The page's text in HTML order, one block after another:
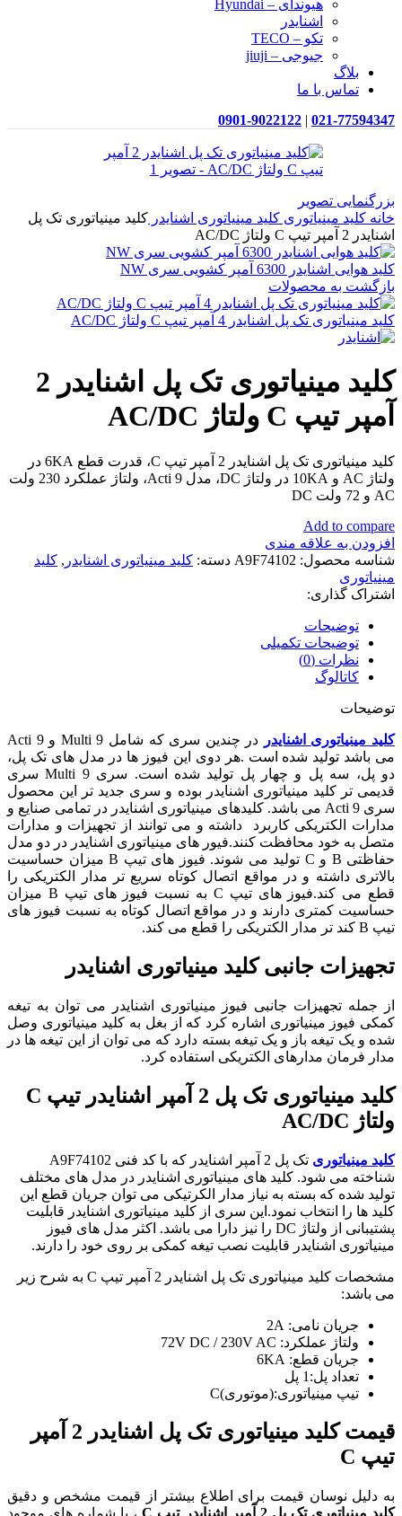
هیوندای – Hyundai
اشنایدر
تکو – TECO
جیوجی – jiuji
بلاگ
تماس با ما
021-77594347
|
0901-9022122
بزرگنمایی تصویر
خانه کلید مینیاتوری کلید مینیاتوری اشنایدر کلید مینیاتوری تک پل
اشنایدر 2 آمپر تیپ C ولتاژ AC/DC
کلید هوایی اشنایدر 6300 آمپر کشویی سری NW
بازگشت به محصولات
کلید مینیاتوری تک پل اشنایدر 4 آمپر تیپ C ولتاژ AC/DC
کلید مینیاتوری تک پل اشنایدر 2
آمپر تیپ C ولتاژ AC/DC
کلید مینیاتوری تک پل اشنایدر 2 آمپر تیپ C، قدرت قطع 6KA در
ولتاژ AC و 10KA در ولتاژ DC، مدل Acti 9، ولتاژ عملکرد 230 ولت
AC و 72 ولت DC
Add to compare
افزودن به علاقه مندی
شناسه محصول: A9F74102 دسته: کلید مینیاتوری اشنایدر , کلید
مینیاتوری
اشتراک گذاری:
توضیحات
توضیحات تکمیلی
نظرات (0)
کاتالوگ
توضیحات
کلید مینیاتوری اشنایدر
در چندین سری که شامل Multi 9 و Acti 9
می باشد تولید شده است .هر دوی این فیوز ها در مدل های تک پل،
دو پل، سه پل و چهار پل تولید شده است. سری Multi 9 سری
قدیمی تر کلید مینیاتوری اشنایدر بوده و سری جدید تر این محصول
سری Acti 9 می باشد. کلیدهای مینیاتوری اشنایدر در تمامی صنایع و
مدارات الکتریکی کاربرد داشته و می توانند از تجهیزات و مدارات
متصل به خود محافظت کنند.فیور های مینیاتوری اشنایدر در دو مدل
حفاظتی B و C تولید می شوند. فیوز های تیپ B میزان حساسیت
بالاتری داشته و در مواقع اتصال کوتاه سریع تر مدار الکتریکی را
قطع می کند.فیوز های تیپ C به نسبت فیوز های تیپ B میزان
حساسیت کمتری دارند و در مواقع اتصال کوتاه به نسبت فیوز های
تیپ B کند تر مدار الکتریکی را قطع می کند.
تجهیزات جانبی کلید مینیاتوری اشنایدر
از جمله تجهیزات جانبی فیوز مینیاتوری اشنایدر می توان به تیغه
کمکی فیوز مینیاتوری اشاره کرد که از بغل به کلید مینیاتوری وصل
شده و یک تیغه باز و یک تیغه بسته دارد که می توان از این تیغه ها در
مدار فرمان مدارهای الکتریکی استفاده کرد.
کلید مینیاتوری تک پل 2 آمپر اشنایدر
تیپ C
ولتاژ AC/DC
کلید مینیاتوری
تک پل 2 آمپر اشنایدر که با کد فنی A9F74102
شناخته می شود. کلید های مینیاتوری اشنایدر در مدل های مختلف
تولید شده که بسته به نیاز مدار الکرتیکی می توان جریان قطع این
کلید ها را انتخاب نمود.این سری از کلید مینیاتوری اشنایدر قابلیت
پشتیبانی از ولتاژ DC را نیز دارا می باشد. اکثر مدل های فیوز
مینیاتوری اشنایدر قابلیت نصب تیغه کمکی بر روی خود را دارند.
مشخصات کلید مینیاتوری تک پل اشنایدر 2 آمپر تیپ C به شرح زیر
می باشد:
جریان نامی: 2A
ولتاژ عملکرد: 72V DC / 230V AC
جریان قطع: 6KA
تعداد پل:1 پل
تیپ مینیاتوری:(موتوری)C
قیمت کلید مینیاتوری تک پل اشنایدر 2 آمپر
تیپ C
به دلیل نوسان قیمت برای اطلاع بیشتر از قیمت مشخص و دقیق